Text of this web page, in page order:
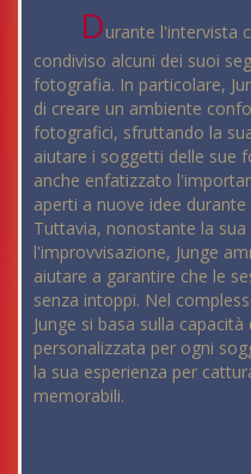
Durante l'intervista
condiviso alcuni dei suoi
fotografia. In particolare,
di creare un ambiente
fotografici, sfruttando la
aiutare i soggetti delle sue
anche enfatizzato
aperti a nuove idee
Tuttavia, nonostante la
l'improvvisazione, Junge
aiutare a garantire che le
senza intoppi. Nel
Junge si basa sulla
personalizzata per ogni
la sua esperienza per
memorabili.